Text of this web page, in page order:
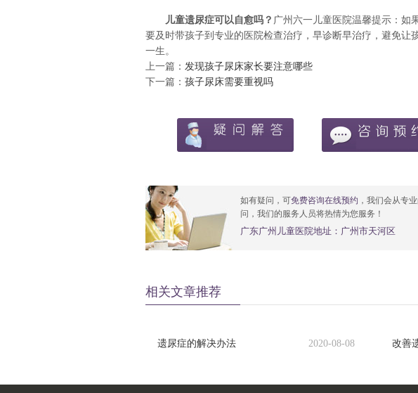
儿童遗尿症可以自愈吗？ 广州六一儿童医院温馨提示：如
要及时带孩子到专业的医院检查治疗，早诊断早治疗，避免让
一生。
上一篇： 发现孩子尿床家长要注意哪些
下一篇： 孩子尿床需要重视吗
如有疑问，可免费咨询在线预约 ，我们会从专
问，我们的服务人员将热情为您服务！
广东广州儿童医院地址：广州市天河区
相关文章推荐
遗尿症的解决办法 2020-08-08 改善